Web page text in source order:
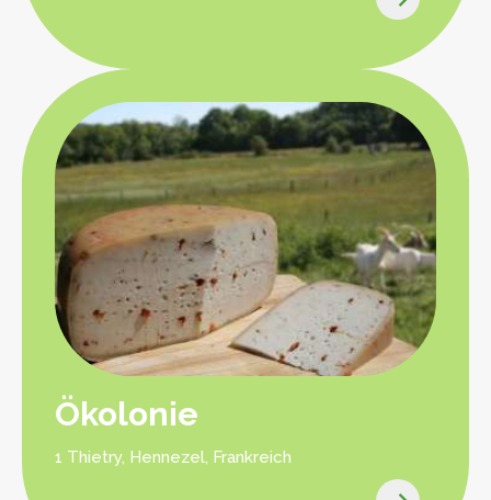
Ökolonie
1 Thietry, Hennezel, Frankreich